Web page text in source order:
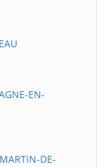
EN-
DE-